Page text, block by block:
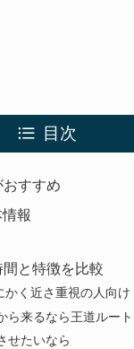
目次
すすめ
報
と特徴を比較
かく近さ重視の人向け
ら来るなら王道ルート
せたいなら